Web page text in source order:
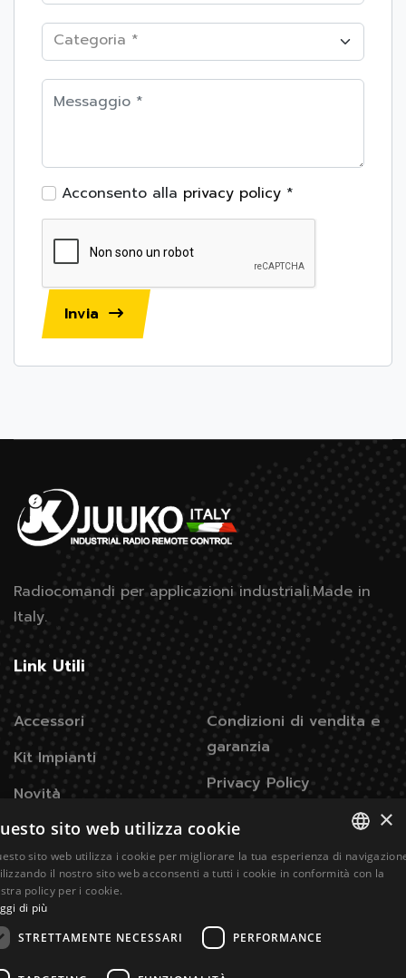
Categoria *
Acconsento alla privacy policy *
Invia
Radiocomandi per applicazioni industriali.Made in
Italy.
Link Utili
Accessori
Kit Impianti
Novità
Gallery
Condizioni di vendita e
garanzia
Privacy Policy
Legge sui cookie
Contatti
Via Don Signini, 4328010 Briga Novarese NO -
ITALIAN
×
sito web utilizza cookie
sito web utilizza i cookie per migliorare la tua esperienza di
il nostro sito web acconsenti a tutti i cookie in conformità con la
policy per i cookie.
di più
STRETTAMENTE NECESSARI
PERFORMANCE